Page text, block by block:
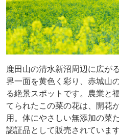
鹿田山の清水新沼周辺に広が
界一面を黄色く彩り、赤城山
る絶景スポットです。農業と
てられたこの菜の花は、開花
用。体にやさしい無添加の菜
認証品として販売されています